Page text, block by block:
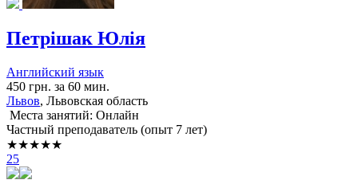
Петрішак Юлія
Английский язык
450 грн. за 60 мин.
Львов, Львовская область
Места занятий: Онлайн
Частный преподаватель (опыт 7 лет)
★★★★★
25